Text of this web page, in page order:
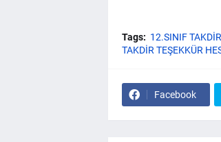
Tags: 12.SINIF
TAKDİR TEŞEKKÜR
Facebook